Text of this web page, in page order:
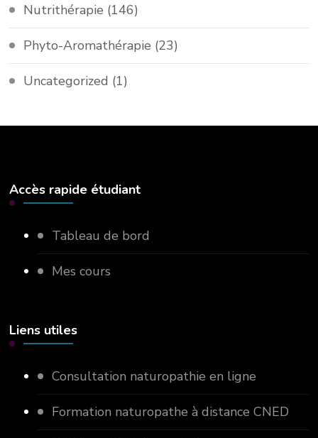
Nutrithérapie (146)
Phyto-Aromathérapie (23)
Uncategorized (1)
Accès rapide étudiant
Tableau de bord
Mes cours
Liens utiles
Consultation naturopathie en ligne
Formation naturopathe à distance CNED